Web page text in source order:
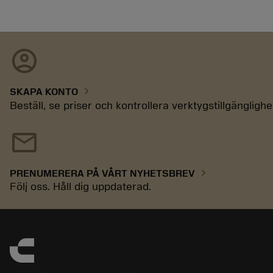
account_circle
SKAPA KONTO chevron_right
Beställ, se priser och kontrollera
mail
PRENUMERERA PÅ VÅRT NYHETSBREV chevron_right
Följ oss. Håll dig uppdaterad.